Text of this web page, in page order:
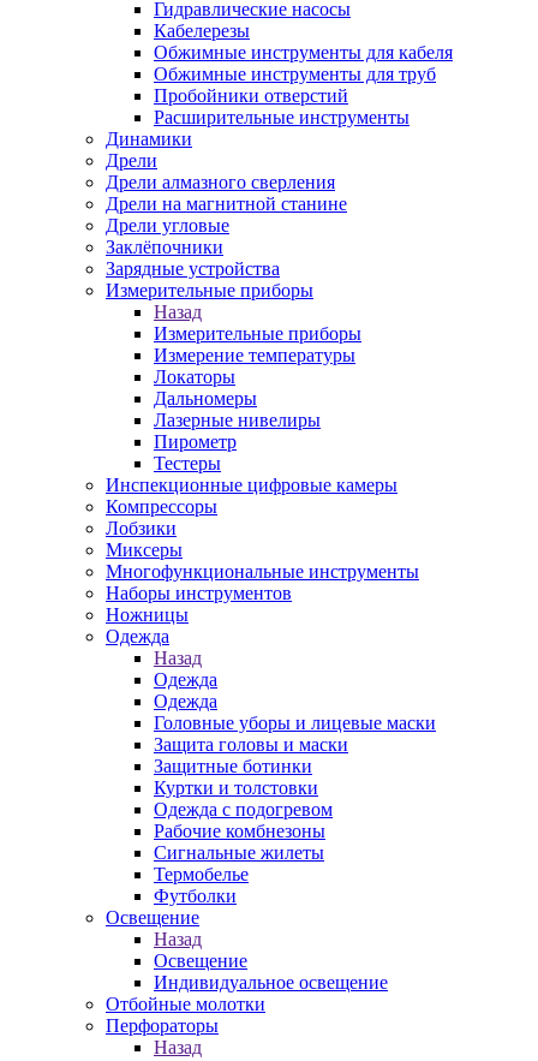
Гидравлические насосы
Кабелерезы
Обжимные инструменты для кабеля
Обжимные инструменты для труб
Пробойники отверстий
Расширительные инструменты
Динамики
Дрели
Дрели алмазного сверления
Дрели на магнитной станине
Дрели угловые
Заклёпочники
Зарядные устройства
Измерительные приборы
Назад
Измерительные приборы
Измерение температуры
Локаторы
Дальномеры
Лазерные нивелиры
Пирометр
Тестеры
Инспекционные цифровые камеры
Компрессоры
Лобзики
Миксеры
Многофункциональные инструменты
Наборы инструментов
Ножницы
Одежда
Назад
Одежда
Одежда
Головные уборы и лицевые маски
Защита головы и маски
Защитные ботинки
Куртки и толстовки
Одежда с подогревом
Рабочие комбнезоны
Сигнальные жилеты
Термобелье
Футболки
Освещение
Назад
Освещение
Индивидуальное освещение
Отбойные молотки
Перфораторы
Назад